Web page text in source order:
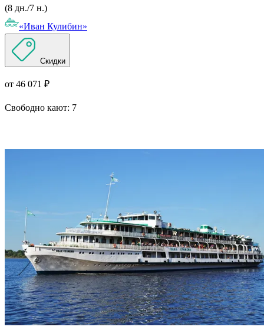
(8 дн./7 н.)
«Иван Кулибин»
Скидки
от 46 071 ₽
Свободно кают: 7